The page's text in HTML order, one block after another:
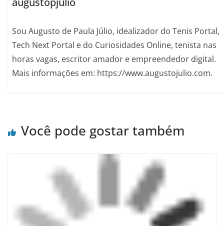
Sou Augusto de Paula Júlio, idealizador do Tenis Portal,
Tech Next Portal e do Curiosidades Online, tenista nas
horas vagas, escritor amador e empreendedor digital.
Mais informações em: https://www.augustojulio.com.
Você pode gostar também